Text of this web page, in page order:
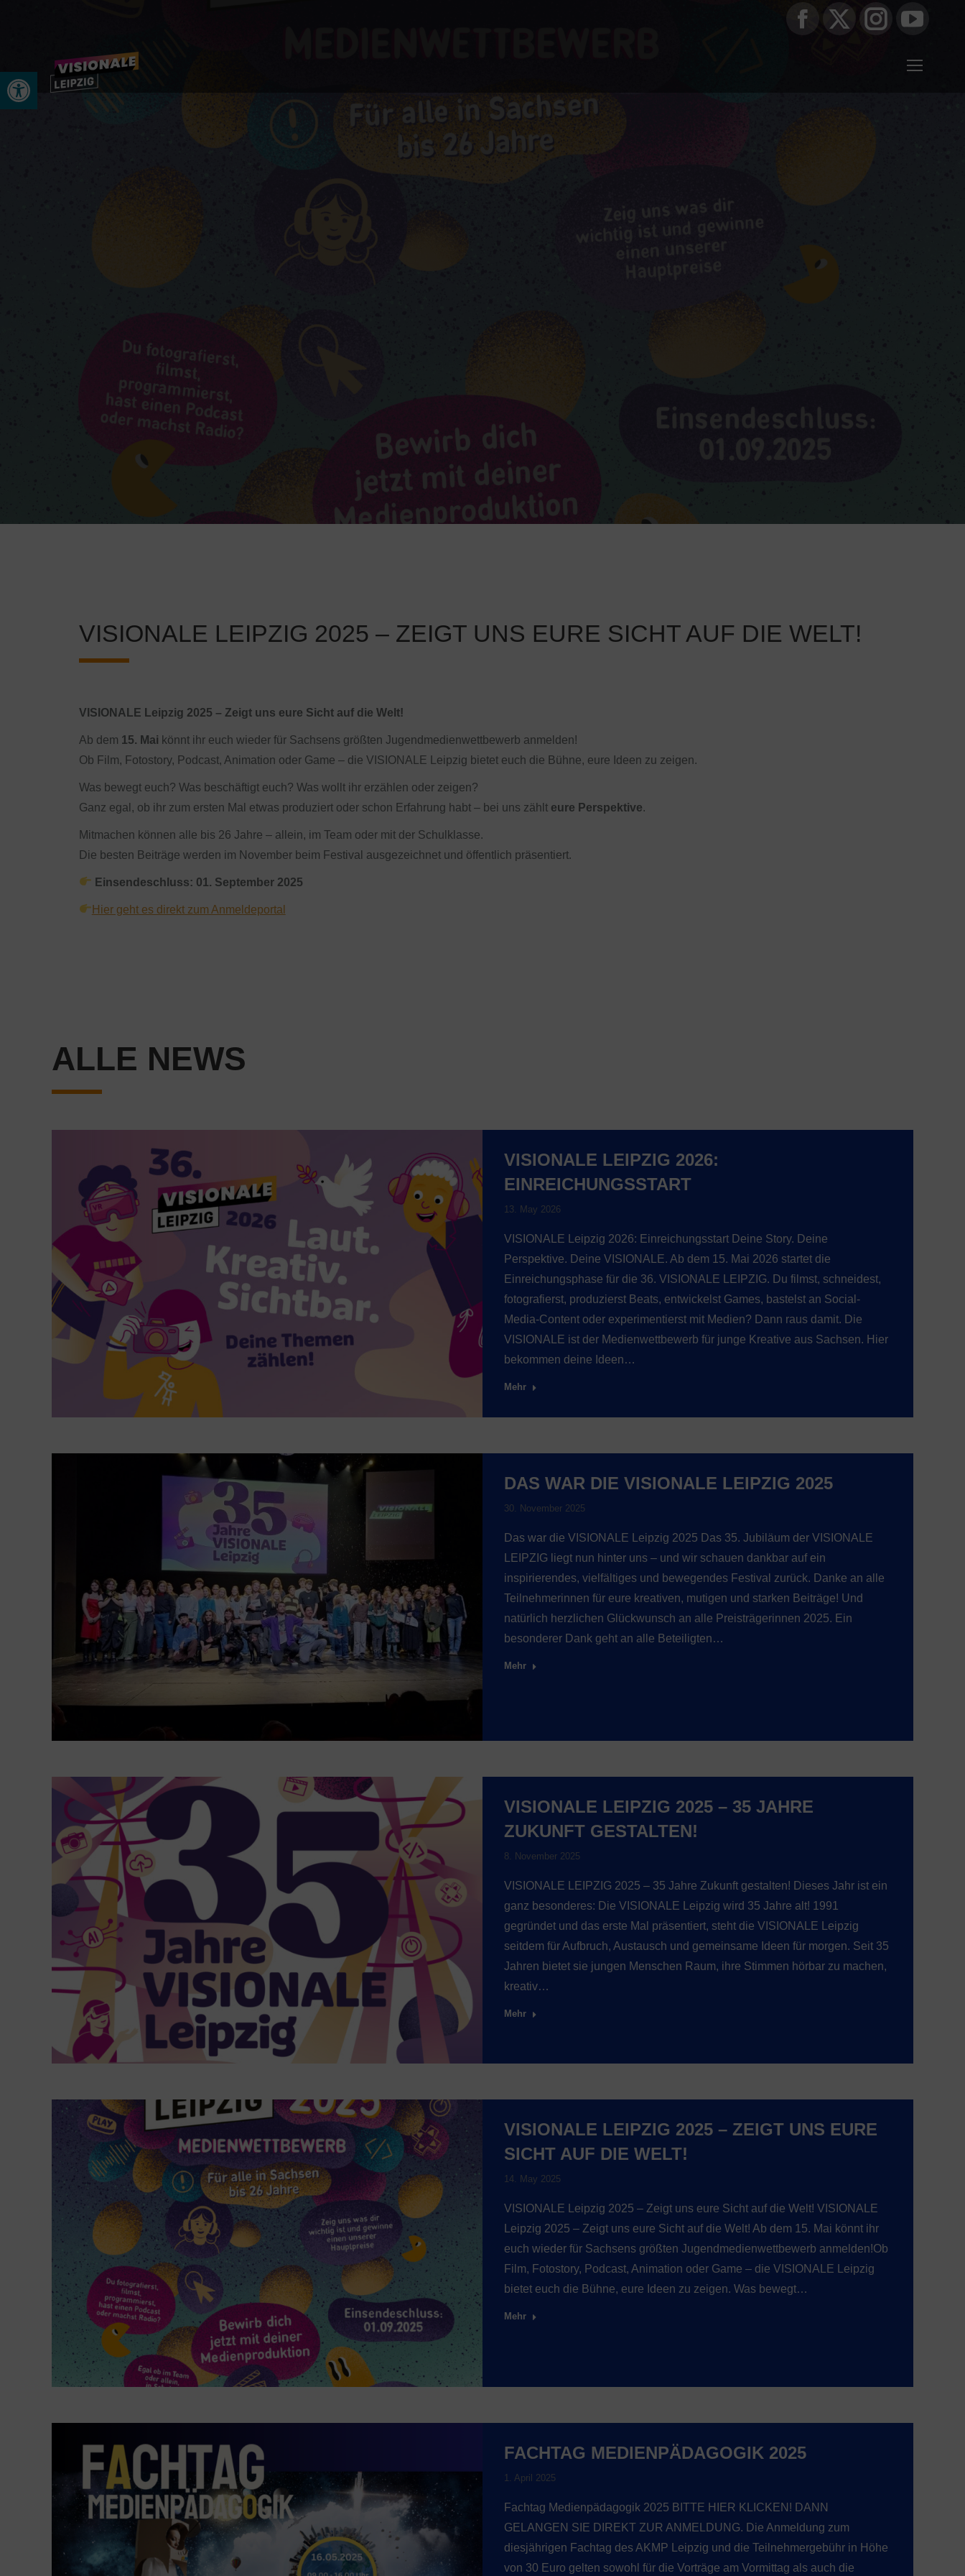
Open toolbar
Facebook Instagram
VISIONALE LEIPZIG 2025 – ZEIGT UNS EURE SICHT AUF DIE WELT!
VISIONALE Leipzig 2025 – Zeigt uns eure Sicht auf die Welt!
Ab dem 15. Mai könnt ihr euch wieder für Sachsens größten Jugendmedienwettbewerb anmelden!
Ob Film, Fotostory, Podcast, Animation oder Game – die VISIONALE Leipzig bietet euch die Bühne, eure Ideen zu zeigen.
Was bewegt euch? Was beschäftigt euch? Was wollt ihr erzählen oder zeigen?
Ganz egal, ob ihr zum ersten Mal etwas produziert oder schon Erfahrung habt – bei uns zählt eure Perspektive.
Mitmachen können alle bis 26 Jahre – allein, im Team oder mit der Schulklasse.
Die besten Beiträge werden im November beim Festival ausgezeichnet und öffentlich präsentiert.
Einsendeschluss: 01. September 2025
Hier geht es direkt zum Anmeldeportal
ALLE NEWS
VISIONALE LEIPZIG 2026:
EINREICHUNGSSTART
13. May 2026
VISIONALE Leipzig 2026: Einreichungsstart Deine Story. Deine
Perspektive. Deine VISIONALE. Ab dem 15. Mai 2026 startet die
Einreichungsphase für die 36. VISIONALE LEIPZIG. Du filmst, schneidest,
fotografierst, produzierst Beats, entwickelst Games, bastelst an Social-
Media-Content oder experimentierst mit Medien? Dann raus damit. Die
VISIONALE ist der Medienwettbewerb für junge Kreative aus Sachsen. Hier
bekommen deine Ideen…
Mehr
DAS WAR DIE VISIONALE LEIPZIG 2025
30. November 2025
Das war die VISIONALE Leipzig 2025 Das 35. Jubiläum der VISIONALE
LEIPZIG liegt nun hinter uns – und wir schauen dankbar auf ein
inspirierendes, vielfältiges und bewegendes Festival zurück. Danke an alle
Teilnehmerinnen für eure kreativen, mutigen und starken Beiträge! Und
natürlich herzlichen Glückwunsch an alle Preisträgerinnen 2025. Ein
besonderer Dank geht an alle Beteiligten…
Mehr
VISIONALE LEIPZIG 2025 – 35 JAHRE
ZUKUNFT GESTALTEN!
8. November 2025
VISIONALE LEIPZIG 2025 – 35 Jahre Zukunft gestalten! Dieses Jahr ist ein
ganz besonderes: Die VISIONALE Leipzig wird 35 Jahre alt! 1991
gegründet und das erste Mal präsentiert, steht die VISIONALE Leipzig
seitdem für Aufbruch, Austausch und gemeinsame Ideen für morgen. Seit 35
Jahren bietet sie jungen Menschen Raum, ihre Stimmen hörbar zu machen,
kreativ…
Mehr
VISIONALE LEIPZIG 2025 – ZEIGT UNS EURE
SICHT AUF DIE WELT!
14. May 2025
VISIONALE Leipzig 2025 – Zeigt uns eure Sicht auf die Welt! VISIONALE
Leipzig 2025 – Zeigt uns eure Sicht auf die Welt! Ab dem 15. Mai könnt ihr
euch wieder für Sachsens größten Jugendmedienwettbewerb anmelden!Ob
Film, Fotostory, Podcast, Animation oder Game – die VISIONALE Leipzig
bietet euch die Bühne, eure Ideen zu zeigen. Was bewegt…
Mehr
FACHTAG MEDIENPÄDAGOGIK 2025
1. April 2025
Fachtag Medienpädagogik 2025 BITTE HIER KLICKEN! DANN
GELANGEN SIE DIREKT ZUR ANMELDUNG. Die Anmeldung zum
diesjährigen Fachtag des AKMP Leipzig und die Teilnehmergebühr in Höhe
von 30 Euro gelten sowohl für die Vorträge am Vormittag als auch die